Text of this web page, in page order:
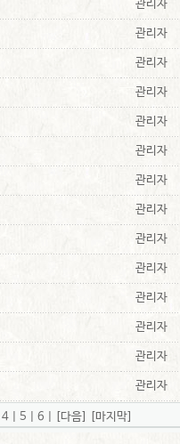
관리자
관리자
관리자
관리자
관리자
관리자
관리자
관리자
관리자
관리자
관리자
관리자
관리자
관리자
4| 5 6 [다음] [마지막]